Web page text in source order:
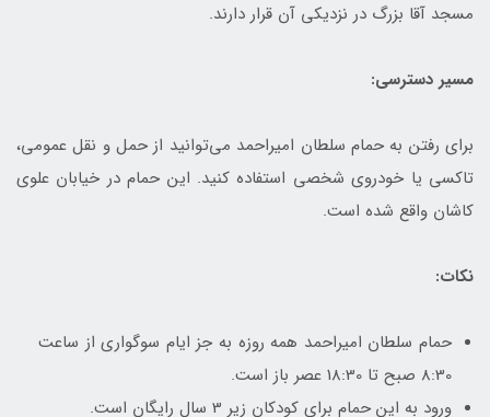
مسجد آقا بزرگ در نزدیکی آن قرار دارند.
مسیر دسترسی:
برای رفتن به حمام سلطان امیراحمد می‌توانید از حمل و نقل عمومی،
تاکسی یا خودروی شخصی استفاده کنید. این حمام در خیابان علوی
کاشان واقع شده است.
نکات:
حمام سلطان امیراحمد همه روزه به جز ایام سوگواری از ساعت
8:30 صبح تا 18:30 عصر باز است.
ورود به این حمام برای کودکان زیر 3 سال رایگان است.